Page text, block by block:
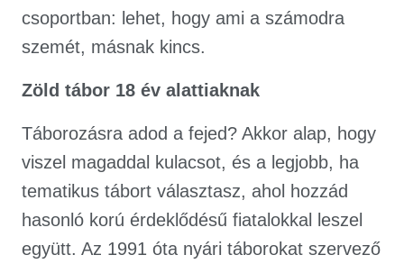
csoportban: lehet, hogy ami a számodra
szemét, másnak kincs.
Zöld tábor 18 év alattiaknak
Táborozásra adod a fejed? Akkor alap, hogy
viszel magaddal kulacsot, és a legjobb, ha
tematikus tábort választasz, ahol hozzád
hasonló korú érdeklődésű fiatalokkal leszel
együtt. Az 1991 óta nyári táborokat szervező